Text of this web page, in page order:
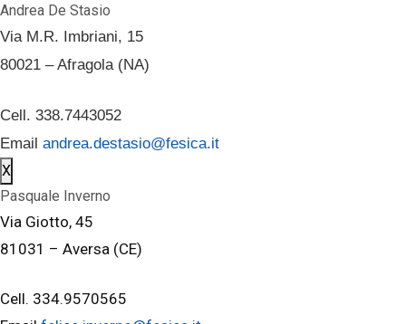
Andrea De Stasio
Via M.R. Imbriani, 15
80021 – Afragola (NA)
Cell. 338.7443052
Email andrea.destasio@fesica.it
X
Pasquale Inverno
Via Giotto, 45
81031 – Aversa (CE)
Cell. 334.9570565